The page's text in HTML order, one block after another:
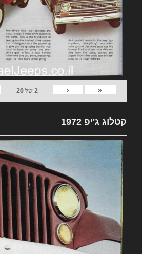
«
‹
2של20
קטלוג ג'יפ 1972